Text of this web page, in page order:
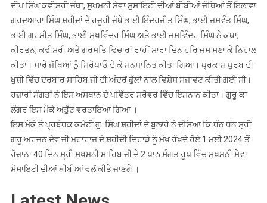
ਦੀਪ ਸਿੰਘ ਕਵੀਸ਼ਰੀ ਜੱਥਾ, ਸੁਖਮਨੀ ਸੇਵਾ ਸੁਸਾਇਟੀ ਦੀਆਂ ਬੀਬੀਆਂ ਜੱਥਿਆਂ ਤੋਂ ਇਲਾਵਾ
ਗੁਰਦੁਆਰਾ ਸਿੰਘ ਸ਼ਹੀਦਾਂ ਦੇ ਹਜ਼ੂਰੀ ਜੱਥੇ ਭਾਈ ਇੰਦਰਜੀਤ ਸਿੰਘ, ਭਾਈ ਜਸਵੰਤ ਸਿੰਘ,
ਭਾਈ ਗੁਰਮੀਤ ਸਿੰਘ, ਭਾਈ ਸੁਖਵਿੰਦਰ ਸਿੰਘ ਅਤੇ ਭਾਈ ਜਸਵਿੰਦਰ ਸਿੰਘ ਨੇ ਕਥਾ,
ਕੀਰਤਨ, ਕਵੀਸ਼ਰੀ ਅਤੇ ਗੁਰਮਤਿ ਵਿਚਾਰਾਂ ਰਾਹੀਂ ਸਾਰਾ ਦਿਨ ਹਰਿ ਜਸ ਸੁਣਾ ਕੇ ਨਿਹਾਲ
ਕੀਤਾ। ਸਾਰੇ ਜੱਥਿਆਂ ਨੂੰ ਸਿਰੋਪਾਓ ਦੇ ਕੇ ਸਨਮਾਨਿਤ ਕੀਤਾ ਗਿਆ। ਪ੍ਰਕਾਸ਼ ਪੁਰਬ ਦੀ
ਖੁਸ਼ੀ ਵਿੱਚ ਦਰਬਾਰ ਸਾਹਿਬ ਜੀ ਦੀ ਅੰਦਰੋਂ ਫੁੱਲਾਂ ਨਾਲ ਵਿਸ਼ੇਸ਼ ਸਜਾਵਟ ਕੀਤੀ ਗਈ ਸੀ।
ਹਜ਼ਾਰਾਂ ਸੰਗਤਾਂ ਨੇ ਇਸ ਅਸਥਾਨ ਦੇ ਪਵਿੱਤਰ ਸਰੋਵਰ ਵਿੱਚ ਇਸ਼ਨਾਨ ਕੀਤਾ। ਗੁਰੂ ਕਾ
ਲੰਗਰ ਇਸ ਮੌਕੇ ਅਤੁੱਟ ਵਰਤਾਇਆ ਗਿਆ ।
ਇਸ ਮੌਕੇ ਤੇ ਪ੍ਰਬੰਧਕ ਕਮੇਟੀ ਗੁ: ਸਿੰਘ ਸ਼ਹੀਦਾਂ ਦੇ ਬੁਲਾਰੇ ਨੇ ਦੱਸਿਆ ਕਿ ਧੰਨ ਧੰਨ ਸ੍ਰੀ
ਗੁਰੂ ਅਰਜਨ ਦੇਵ ਜੀ ਮਹਾਰਾਜ ਦੇ ਸ਼ਹੀਦੀ ਦਿਹਾੜੇ ਨੂੰ ਮੁੱਖ ਰੱਖਦੇ ਹੋਏ 1 ਮਈ 2024 ਤੋਂ
ਰੋਜ਼ਾਨਾ 40 ਦਿਨ ਸ੍ਰੀ ਸੁਖਮਨੀ ਸਾਹਿਬ ਜੀ ਦੇ 2 ਪਾਠ ਸੰਗਤ ਰੂਪ ਵਿੱਚ ਸੁਖਮਨੀ ਸੇਵਾ
ਸੋਸਾਇਟੀ ਦੀਆਂ ਬੀਬੀਆਂ ਵਲੋਂ ਕੀਤੇ ਜਾਣਗੇ ।